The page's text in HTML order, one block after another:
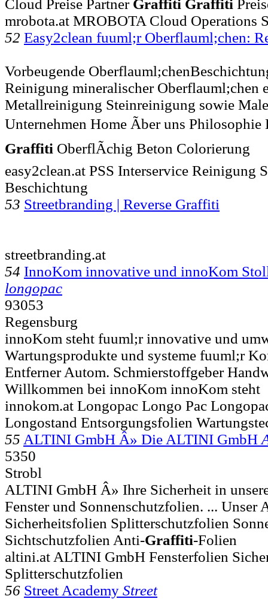
Cloud Preise Partner Graffiti Graffiti
mrobota.at MROBOTA Cloud Operations
52 Easy2clean fuuml;r Oberflauml;chen:
Vorbeugende
Reinigung mineralischer Oberflauml;chen
Metallreinigung Steinreinigung sowie
Unternehmen Home Ãber uns
Graffiti OberflÃchig Beton Colorierung
easy2clean.at PSS Interservice Reinigung
Beschichtung
53 Streetbranding | Reverse Graffiti
streetbranding.at
54 InnoKom innovative und innoKom
longopac
93053
Regensburg
innoKom steht fuuml;r innovative und
Wartungsprodukte und systeme fuuml;r
Entferner Autom. Schmierstoffgeber
Willkommen bei innoKom innoKom steht
innokom.at Longopac Longo Pac
Longostand Entsorgungsfolien
55 ALTINI GmbH Â» Die ALTINI GmbH
5350
Strobl
ALTINI GmbH Â» Ihre Sicherheit in
Fenster und Sonnenschutzfolien. ... Unser
Sicherheitsfolien Splitterschutzfolien
Sichtschutzfolien Anti-Graffiti-Folien
altini.at ALTINI GmbH Fensterfolien
Splitterschutzfolien
56 Street Academy Street